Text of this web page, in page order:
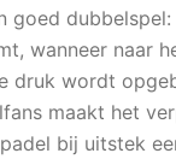
goed
wanneer naar
druk wordt
maakt het
bij uitstek